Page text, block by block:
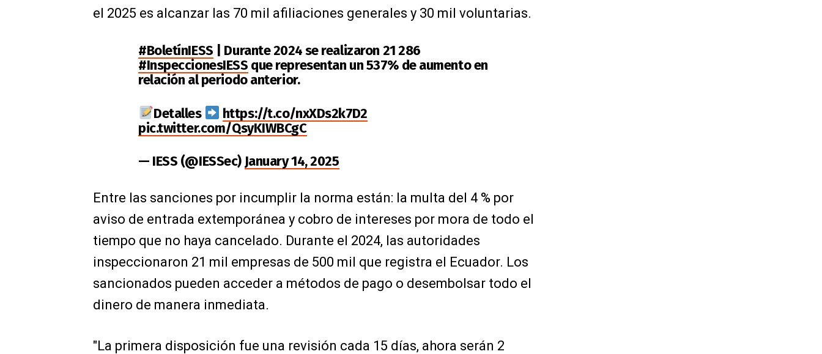
el 2025 es alcanzar las 70 mil afiliaciones generales y 30 mil voluntarias.
#BoletínIESS | Durante 2024 se realizaron 21 286
#InspeccionesIESS que representan un 537% de aumento en
relación al periodo anterior.
Detalles
https://t.co/nxXDs2k7D2
pic.twitter.com/QsyKIWBCgC
— IESS (@IESSec) January 14, 2025
Entre las sanciones por incumplir la norma están: la multa del 4 % por
aviso de entrada extemporánea y cobro de intereses por mora de todo el
tiempo que no haya cancelado. Durante el 2024, las autoridades
inspeccionaron 21 mil empresas de 500 mil que registra el Ecuador. Los
sancionados pueden acceder a métodos de pago o desembolsar todo el
dinero de manera inmediata.
"La primera disposición fue una revisión cada 15 días, ahora serán 2